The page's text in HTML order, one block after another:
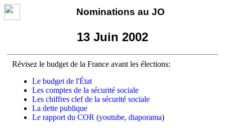
Nominations au JO
13 Juin 2002
Révisez le budget de la France avant les élections:
Le budget de l'État
Les comptes de la sécurité sociale
Les chiffres clef de la sécurité sociale
La dette publique
Le rapport du COR (youtube, diaporama)